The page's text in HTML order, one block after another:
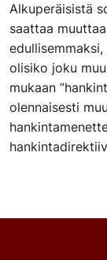
Alkuperäisistä
saattaa
olisiko joku
mukaan
olennaisesti